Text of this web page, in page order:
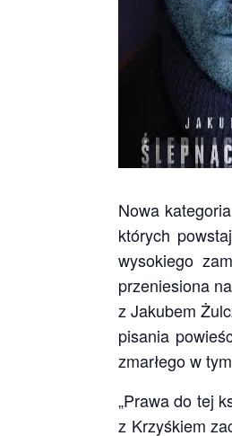
Nowa
których
wysokiego
przeniesiona
z Jakubem
pisania
zmarłego w
„Prawa do tej
z Krzyśkiem